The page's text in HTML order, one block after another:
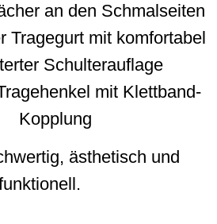
an den Schmalseiten
Tragegurt mit komfortabel
Schulterauflage
mit Klettband-
Kopplung
ästhetisch und